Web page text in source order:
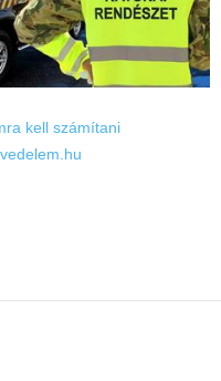
kell számítani